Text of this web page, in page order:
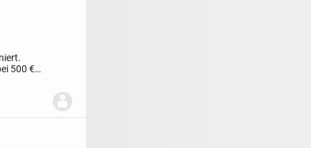
500 €